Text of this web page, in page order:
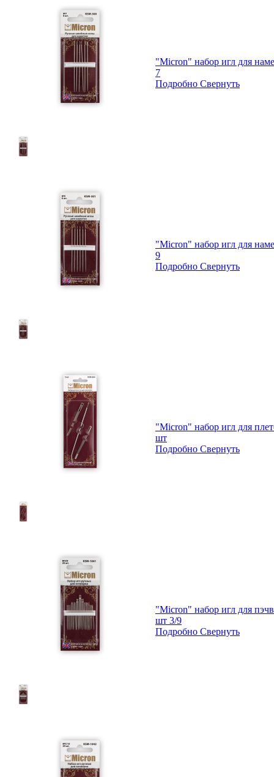
"Micron" набор игл для
7
Подробно Свернуть
"Micron" набор игл для
9
Подробно Свернуть
"Micron" набор игл для
шт
Подробно Свернуть
"Micron" набор игл для
шт 3/9
Подробно Свернуть